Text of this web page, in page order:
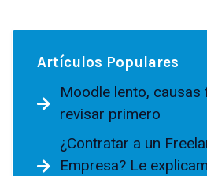
Artículos Populares
Moodle lento, causas
revisar primero
¿Contratar a un
Empresa? Le